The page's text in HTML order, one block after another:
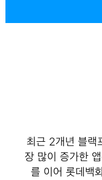
최근 2개년 블랙
장 많이 증가한
를 이어 롯데백